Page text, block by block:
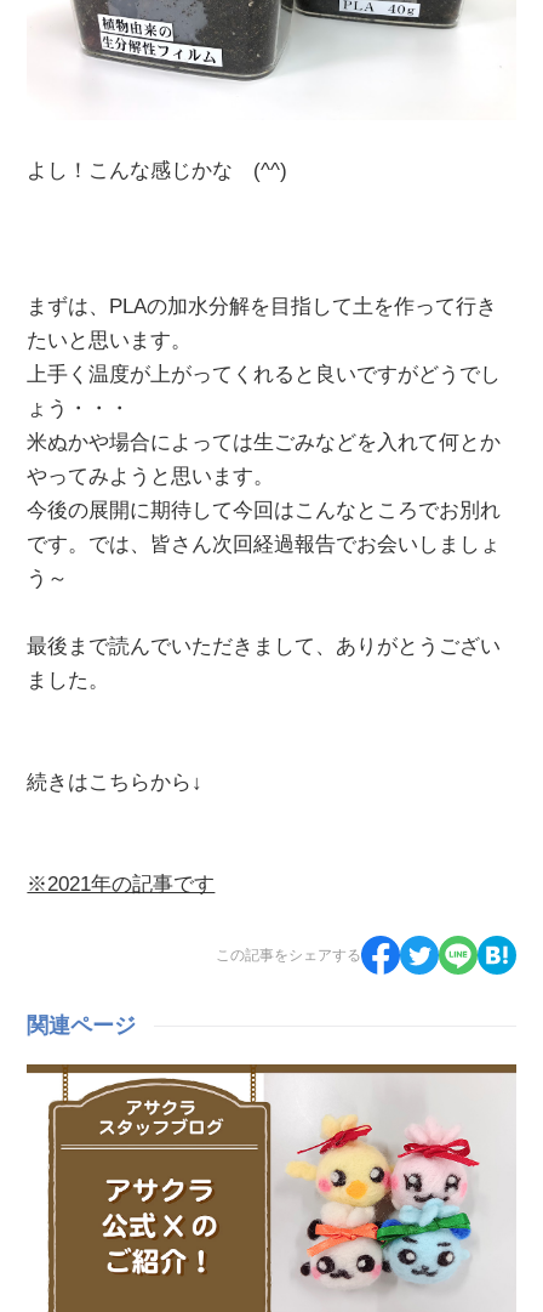
よし！こんな感じかな (^^)
まずは、PLAの加水分解を目指して土を作って行き
たいと思います。
上手く温度が上がってくれると良いですがどうでし
ょう・・・
米ぬかや場合によっては生ごみなどを入れて何とか
やってみようと思います。
今後の展開に期待して今回はこんなところでお別れ
です。では、皆さん次回経過報告でお会いしましょ
う～
最後まで読んでいただきまして、ありがとうござい
ました。
続きはこちらから↓
※2021年の記事です
この記事をシェアする
関連ページ